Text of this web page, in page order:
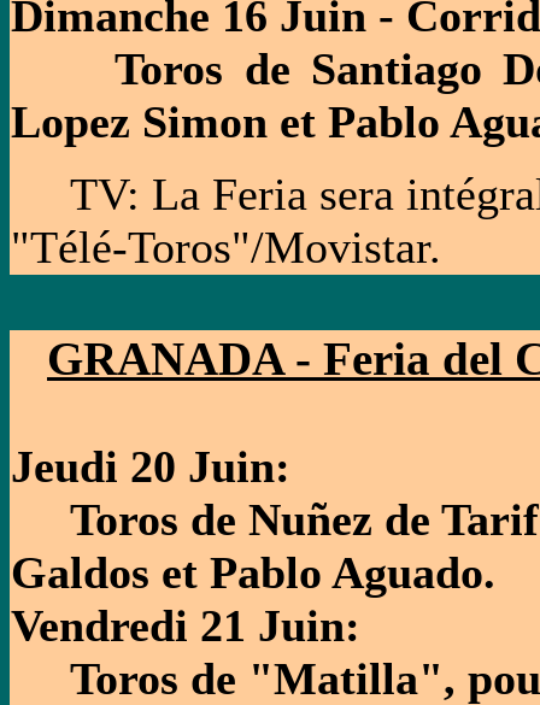
Dimanche 16 Juin -
Toros de Santiago
Lopez Simon et Pablo
TV: La Feria sera
"Télé-Toros"/Movistar.
GRANADA - Feria del
Jeudi 20 Juin:
Toros de Nuñez de
Galdos et Pablo Aguado.
Vendredi 21 Juin:
Toros de "Matilla",